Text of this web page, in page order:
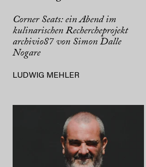
Corner Seats: ein Abend im
kulinarischen Rechercheprojekt
archivio87 von Simon Dalle
Nogare
LUDWIG MEHLER